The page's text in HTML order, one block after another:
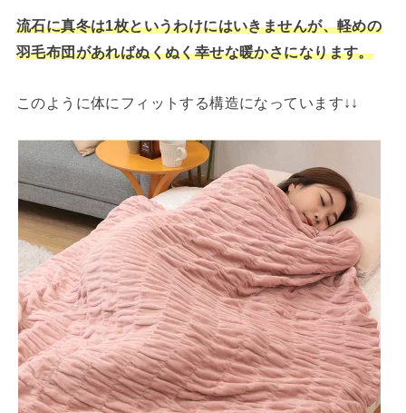
流石に真冬は1枚というわけにはいきませんが、軽めの
羽毛布団があればぬくぬく幸せな暖かさになります。
このように体にフィットする構造になっています↓↓